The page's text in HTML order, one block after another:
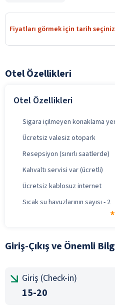
Fiyatları görmek için tarih seçiniz
Otel Özellikleri
Otel Özellikleri
Sigara içilmeyen konaklama
Ücretsiz valesiz otopark
Resepsiyon (sınırlı saatlerde)
Kahvaltı servisi var (ücretli)
Ücretsiz kablosuz internet
Sıcak su havuzlarının sayısı - 2
Giriş-Çıkış ve Önemli
Giriş (Check-in)
15-20